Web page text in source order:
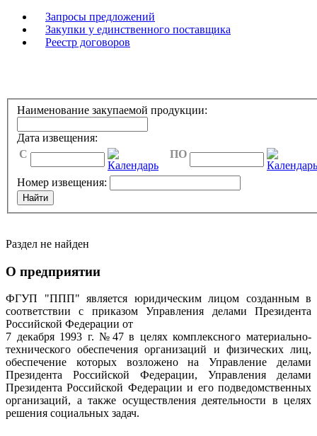
Запросы предложений
Закупки у единственного поставщика
Реестр договоров
Наименование закупаемой продукции:
Дата извещения:
C
ПО
Номер извещения:
Раздел не найден
О предприятии
ФГУП "ППП" является юридическим лицом созданным в
соответствии с приказом Управления делами Президента
Российской Федерации от
7 декабря 1993 г. №47 в целях комплексного материально-
технического обеспечения организаций и физических лиц,
обеспечение которых возложено на Управление делами
Президента Российской Федерации, Управления делами
Президента Российской Федерации и его подведомственных
организаций, а также осуществления деятельности в целях
решения социальных задач.